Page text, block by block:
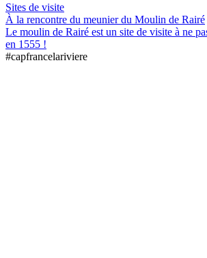
Sites de visite
À la rencontre du meunier du Moulin de Rairé
Le moulin de Rairé est un site de visite à ne
en 1555 !
#capfrancelariviere